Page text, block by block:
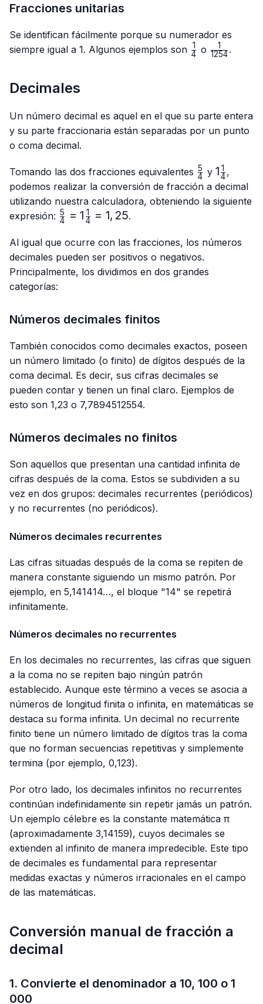
Fracciones unitarias
Se identifican fácilmente porque su numerador es
siempre igual a 1. Algunos ejemplos son \frac{1}
4
1 o \frac{1}
1254
1 .
Decimales
Un número decimal es aquel en el que su parte entera
y su parte fraccionaria están separadas por un punto
o coma decimal.
Tomando las dos fracciones equivalentes \frac{5}
{4}
4
5 y 1\frac{1}
{4}
14
1 ,
podemos realizar la conversión de fracción a decimal
utilizando nuestra calculadora, obteniendo la siguiente
expresión: \frac{5}
{4}=1,25
4
5 = 1 4
1 = 1, 25.
Al igual que ocurre con las fracciones, los números
decimales pueden ser positivos o negativos.
Principalmente, los dividimos en dos grandes
categorías:
Números decimales finitos
También conocidos como decimales exactos, poseen
un número limitado (o finito) de dígitos después de la
coma decimal. Es decir, sus cifras decimales se
pueden contar y tienen un final claro. Ejemplos de
esto son 1,23 o 7,7894512554.
Números decimales no finitos
Son aquellos que presentan una cantidad infinita de
cifras después de la coma. Estos se subdividen a su
vez en dos grupos: decimales recurrentes (periódicos)
y no recurrentes (no periódicos).
Números decimales recurrentes
Las cifras situadas después de la coma se repiten de
manera constante siguiendo un mismo patrón. Por
ejemplo, en 5,141414…, el bloque "14" se repetirá
infinitamente.
Números decimales no recurrentes
En los decimales no recurrentes, las cifras que siguen
a la coma no se repiten bajo ningún patrón
establecido. Aunque este término a veces se asocia a
números de longitud finita o infinita, en matemáticas se
destaca su forma infinita. Un decimal no recurrente
finito tiene un número limitado de dígitos tras la coma
que no forman secuencias repetitivas y simplemente
termina (por ejemplo, 0,123).
Por otro lado, los decimales infinitos no recurrentes
continúan indefinidamente sin repetir jamás un patrón.
Un ejemplo célebre es la constante matemática π
(aproximadamente 3,14159), cuyos decimales se
extienden al infinito de manera impredecible. Este tipo
de decimales es fundamental para representar
medidas exactas y números irracionales en el campo
de las matemáticas.
Conversión manual de fracción a
decimal
1. Convierte el denominador a 10, 100 o 1
000